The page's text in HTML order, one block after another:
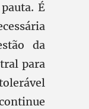
É
da
para